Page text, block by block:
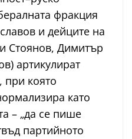
фракция
и дейците на
Стоянов, Димитър
артикулират
при която
като
– „да се пише
партийното